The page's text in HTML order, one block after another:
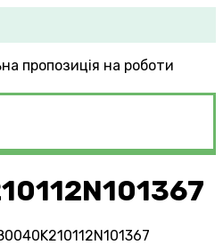
пропозиція на роботи